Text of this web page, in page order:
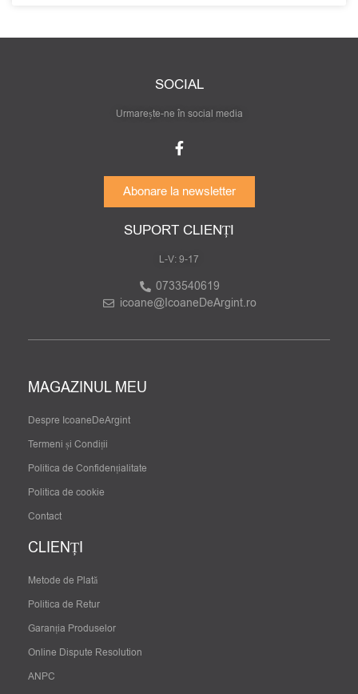
SOCIAL
Urmarește-ne în social media
Abonare la newsletter
SUPORT CLIENȚI
L-V: 9-17
0733540619
icoane@IcoaneDeArgint.ro
MAGAZINUL MEU
Despre IcoaneDeArgint
Termeni și Condiții
Politica de Confidențialitate
Politica de cookie
Contact
CLIENȚI
Metode de Plată
Politica de Retur
Garanția Produselor
Online Dispute Resolution
ANPC